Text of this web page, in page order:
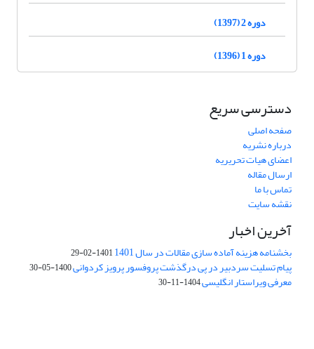
دوره 2 (1397)
دوره 1 (1396)
دسترسی سریع
صفحه اصلی
درباره نشریه
اعضای هیات تحریریه
ارسال مقاله
تماس با ما
نقشه سایت
آخرین اخبار
بخشنامه هزینه آماده سازی مقالات در سال 1401 1401-02-29
پیام تسلیت سردبیر در پی درگذشت پروفسور پرویز کردوانی1400-05-30
معرفی ویراستار انگلیسی1404-11-30